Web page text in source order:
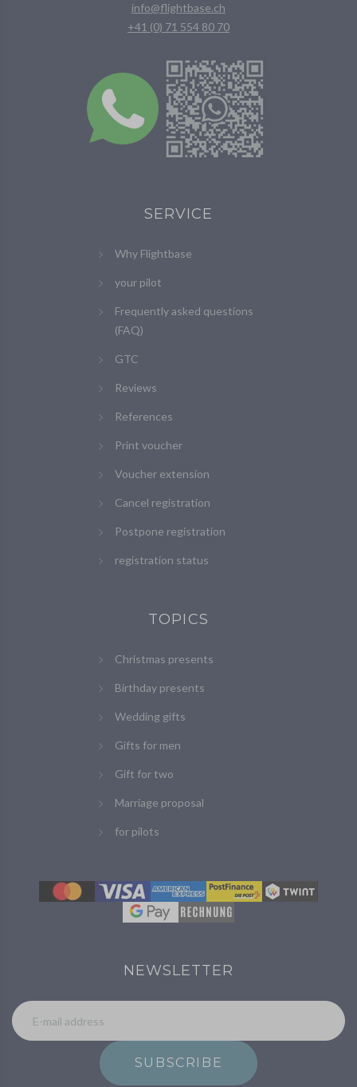
info@flightbase.ch
+41 (0) 71 554 80 70
SERVICE
Why Flightbase
your pilot
Frequently asked questions
(FAQ)
GTC
Reviews
References
Print voucher
Voucher extension
Cancel registration
Postpone registration
registration status
TOPICS
Christmas presents
Birthday presents
Wedding gifts
Gifts for men
Gift for two
Marriage proposal
for pilots
NEWSLETTER
SUBSCRIBE